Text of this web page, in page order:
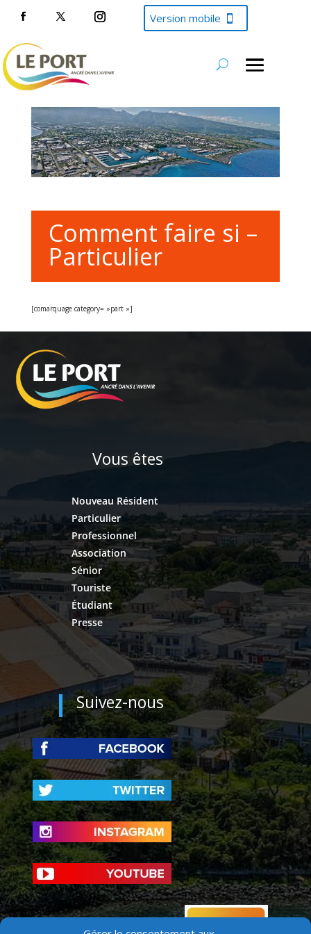
Version mobile
Comment faire si –
Particulier
[comarquage category= »part »]
Vous êtes
Nouveau Résident
Particulier
Professionnel
Association
Sénior
Touriste
Étudiant
Presse
Suivez-nous